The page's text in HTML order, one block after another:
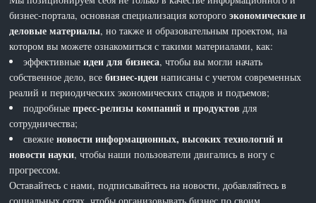
бизнес-портала, основная специализация которогоэкономические и
деловые материалы, но также и образовательным проектом, на
котором вы можете ознакомиться с такими материалами, как:
эффективныеидеи для бизнеса, чтобы вы могли начать
собственное дело, всебизнес-идеи написаны с учетом современных
реалий и периодических экономических спадов и подъемов;
подробныепресс-релизы компаний и продуктов для
сотрудничества;
свежиеновости информационных, высоких технологий и
новости науки, чтобы наши пользователи двигались в ногу с
прогрессом.
Оставайтесь с нами, подписывайтесь на новости, добавляйтесь в
социальных сетях, чтобы организовывать бизнес по своим